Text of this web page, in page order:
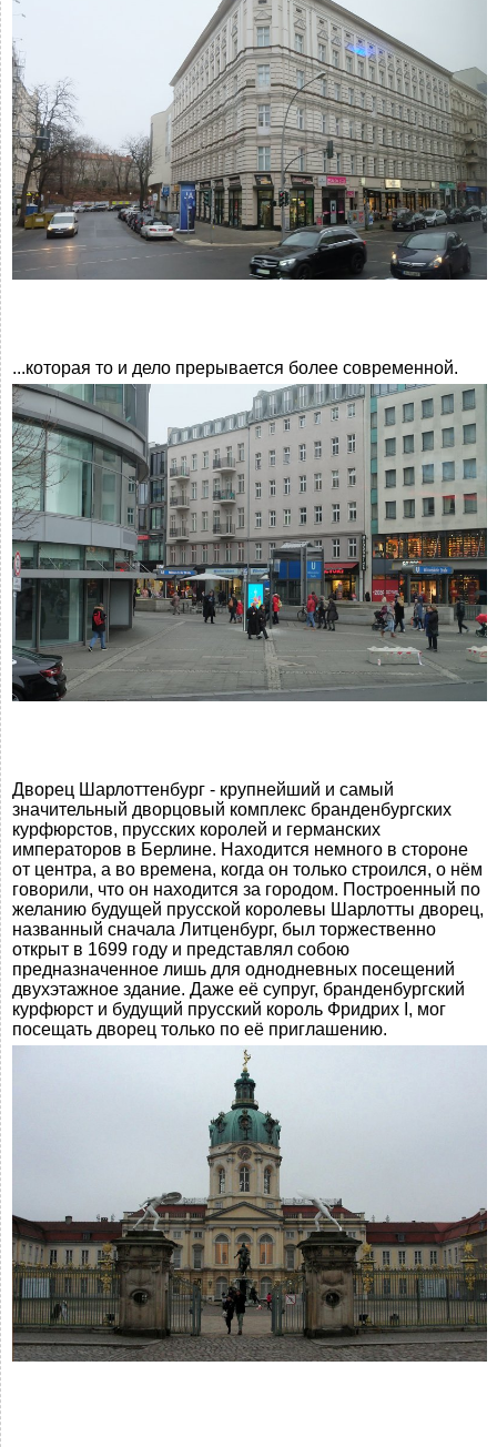
...которая то и дело прерывается более современной.
Дворец Шарлоттенбург - крупнейший и самый
значительный дворцовый комплекс бранденбургских
курфюрстов, прусских королей и германских
императоров в Берлине. Находится немного в стороне
от центра, а во времена, когда он только строился, о нём
говорили, что он находится за городом. Построенный по
желанию будущей прусской королевы Шарлотты дворец,
названный сначала Литценбург, был торжественно
открыт в 1699 году и представлял собою
предназначенное лишь для однодневных посещений
двухэтажное здание. Даже её супруг, бранденбургский
курфюрст и будущий прусский король Фридрих I, мог
посещать дворец только по её приглашению.